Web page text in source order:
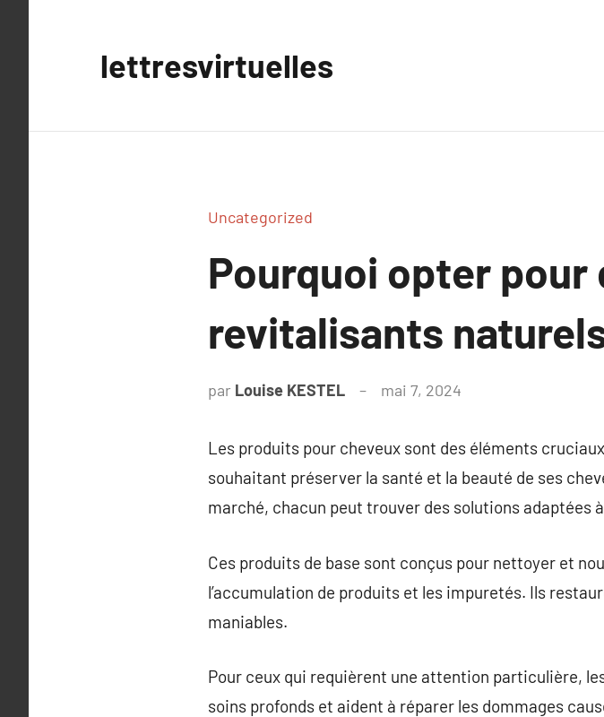
lettresvirtuelles
Uncategorized
Pourquoi opter pour
revitalisants
par Louise KESTEL mai 7, 2024
Les produits pour cheveux sont des éléments
souhaitant préserver la santé et la beauté de ses
marché, chacun peut trouver des solutions adaptées
Ces produits de base sont conçus pour nettoyer et
l’accumulation de produits et les impuretés. Ils
maniables.
Pour ceux qui requièrent une attention particulière,
soins profonds et aident à réparer les dommages